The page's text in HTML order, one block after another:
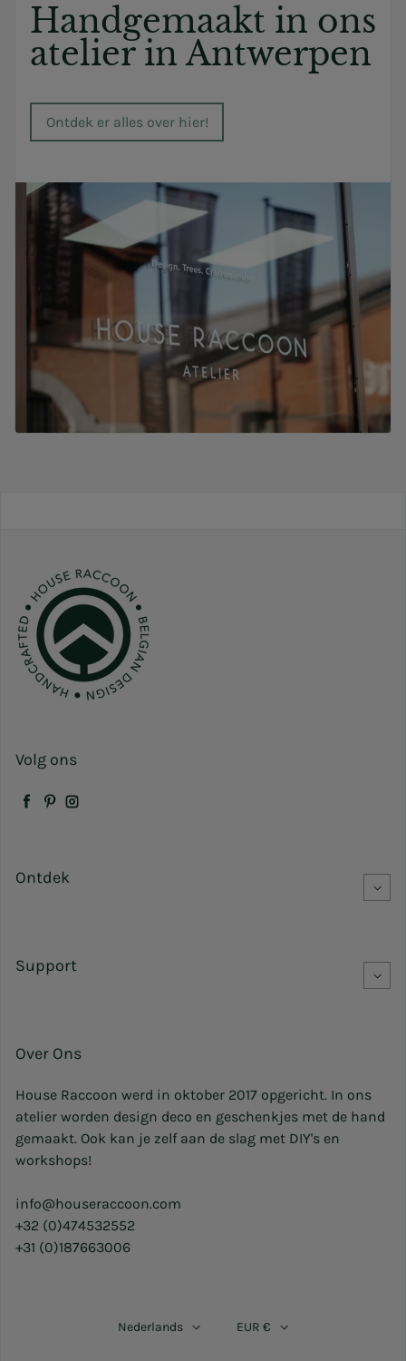
Handgemaakt in ons
atelier in Antwerpen
Ontdek er alles over hier!
Volg ons
Facebook
Pinterest
Instagram
Ontdek
Support
Over Ons
House Raccoon werd in oktober 2017 opgericht. In ons
atelier worden design deco en geschenkjes met de hand
gemaakt. Ook kan je zelf aan de slag met DIY's en
workshops!
info@houseraccoon.com
+32 (0)474532552
+31 (0)187663006
Nederlands EUR €